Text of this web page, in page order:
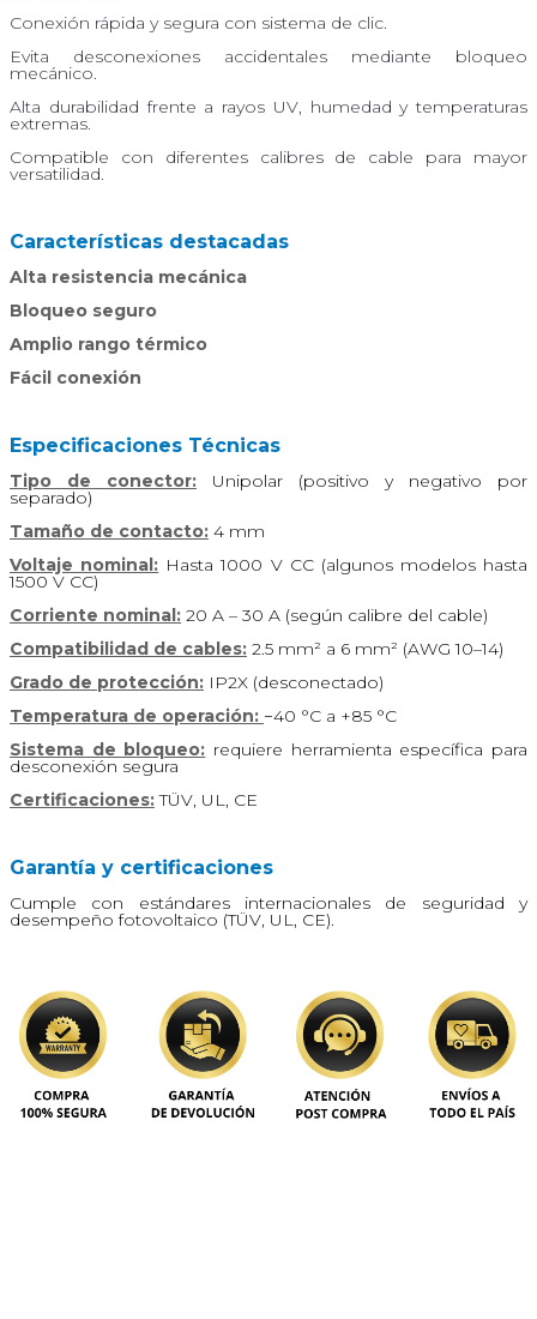
Conexión rápida y segura con sistema de clic.
Evita desconexiones accidentales mediante bloqueo
mecánico.
Alta durabilidad frente a rayos UV, humedad y temperaturas
extremas.
Compatible con diferentes calibres de cable para mayor
versatilidad.
Características destacadas
Alta resistencia mecánica
Bloqueo seguro
Amplio rango térmico
Fácil conexión
Especificaciones Técnicas
Tipo de conector: Unipolar (positivo y negativo por
separado)
Tamaño de contacto: 4 mm
Voltaje nominal: Hasta 1000 V CC (algunos modelos hasta
1500 V CC)
Corriente nominal: 20 A – 30 A (según calibre del cable)
Compatibilidad de cables: 2.5 mm² a 6 mm² (AWG 10–14)
Grado de protección: IP2X (desconectado)
Temperatura de operación: −40 °C a +85 °C
Sistema de bloqueo: requiere herramienta específica para
desconexión segura
Certificaciones:TÜV, UL, CE
Garantía y certificaciones
Cumple con estándares internacionales de seguridad y
desempeño fotovoltaico (TÜV, UL, CE).